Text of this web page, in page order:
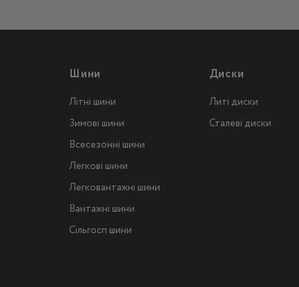
Шини
Літні шини
Зимові шини
Всесезонні шини
Легкові шини
Легковантажнi шини
Вантажнi шини
Сільгосп шини
Диски
Литі диски
Сталеві диски